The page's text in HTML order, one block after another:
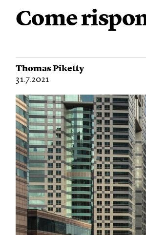
Come
Thomas Piketty
31.7.2021